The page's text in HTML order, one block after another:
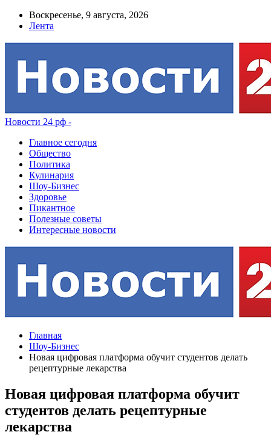
Воскресенье, 9 августа, 2026
Лента
Новости 24 рф -
Главное сегодня
Общество
Политика
Кулинария
Шоу-Бизнес
Здоровье
Пикантное
Полезные советы
Интересные новости
Главная
Шоу-Бизнес
Новая цифровая платформа обучит студентов делать
рецептурные лекарства
Новая цифровая платформа обучит
студентов делать рецептурные
лекарства